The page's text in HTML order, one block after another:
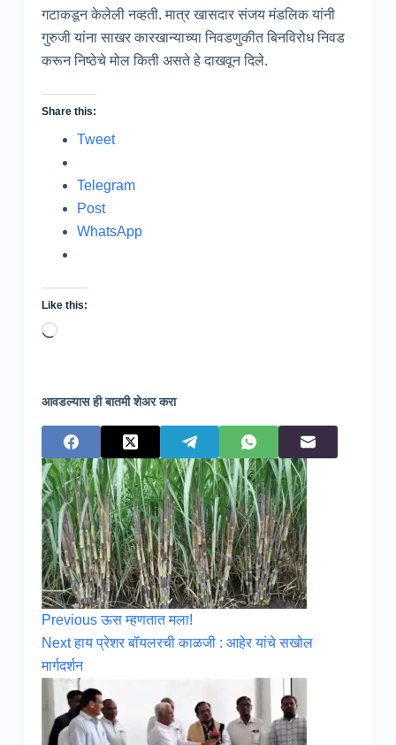
गटाकडून केलेली नव्हती. मात्र खासदार संजय मंडलिक यांनी
गुरुजी यांना साखर कारखान्याच्या निवडणुकीत बिनविरोध निवड
करून निष्ठेचे मोल किती असते हे दाखवून दिले.
Share this:
Tweet
Telegram
Post
WhatsApp
Like this:
Loading…
आवडल्यास ही बातमी शेअर करा
Previousऊस म्हणतात मला!
Nextहाय प्रेशर बॉयलरची काळजी : आहेर यांचे सखोल
मार्गदर्शन